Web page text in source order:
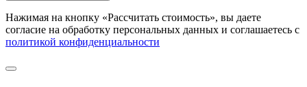
Нажимая на кнопку «Рассчитать стоимость», вы даете
согласие на обработку персональных данных и соглашаетесь с
политикой конфиденциальности